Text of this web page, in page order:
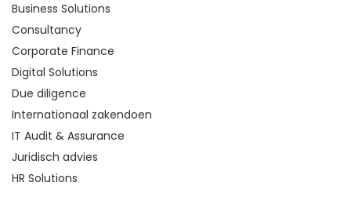
Business Solutions
Consultancy
Corporate Finance
Digital Solutions
Due diligence
Internationaal zakendoen
IT Audit & Assurance
Juridisch advies
HR Solutions